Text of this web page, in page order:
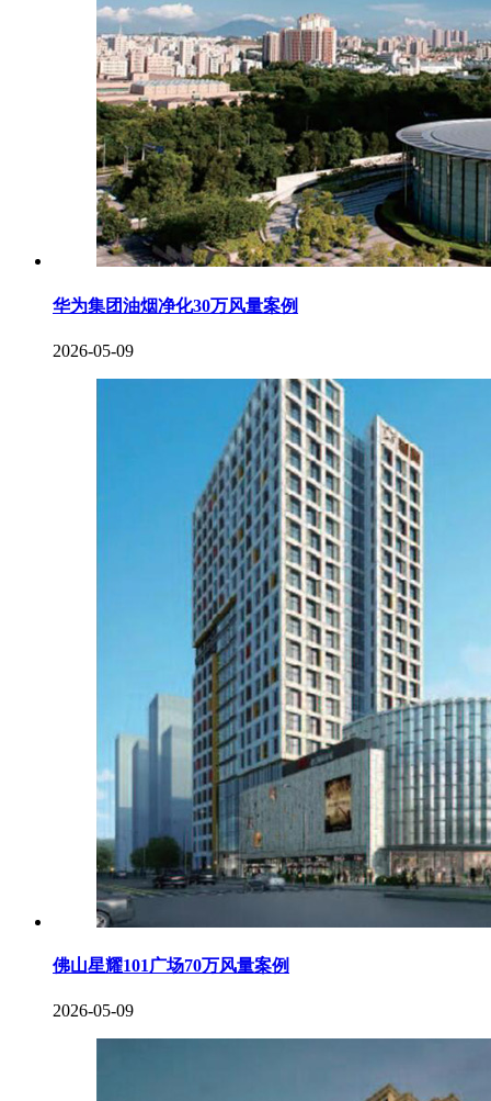
华为集团油烟净化30万风量案例
2026-05-09
佛山星耀101广场70万风量案例
2026-05-09